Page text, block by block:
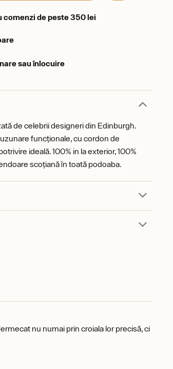
de peste 350 lei
sau înlocuire
de celebrii designeri din Edinburgh.
funcționale, cu cordon de
ideală. 100% in la exterior, 100%
scoțiană în toată podoaba.
nu numai prin croiala lor precisă, ci